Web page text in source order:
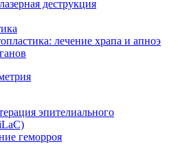
деструкция
лечение храпа и апноэ
эпителиального
геморроя